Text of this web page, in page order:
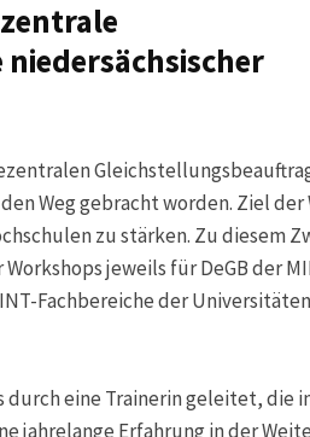
Weg gebracht worden. Ziel der
zu stärken. Zu diesem
jeweils für DeGB der
Fachbereiche der
durch eine Trainerin geleitet, die
jahrelange Erfahrung in der